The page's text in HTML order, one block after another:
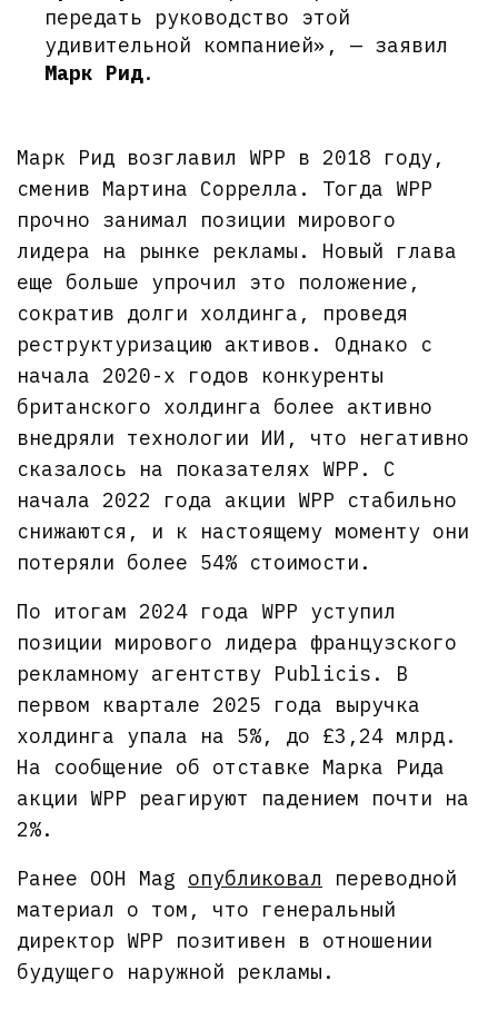
передать руководство этой
удивительной компанией», — заявил
Марк Рид.
Марк Рид возглавил WPP в 2018 году,
сменив Мартина Соррелла. Тогда WPP
прочно занимал позиции мирового
лидера на рынке рекламы. Новый глава
еще больше упрочил это положение,
сократив долги холдинга, проведя
реструктуризацию активов. Однако с
начала 2020-х годов конкуренты
британского холдинга более активно
внедряли технологии ИИ, что негативно
сказалось на показателях WPP. С
начала 2022 года акции WPP стабильно
снижаются, и к настоящему моменту они
потеряли более 54% стоимости.
По итогам 2024 года WPP уступил
позиции мирового лидера французского
рекламному агентству Publicis. В
первом квартале 2025 года выручка
холдинга упала на 5%, до £3,24 млрд.
На сообщение об отставке Марка Рида
акции WPP реагируют падением почти на
2%.
Ранее OOH Mag опубликовал переводной
материал о том, что генеральный
директор WPP позитивен в отношении
будущего наружной рекламы.